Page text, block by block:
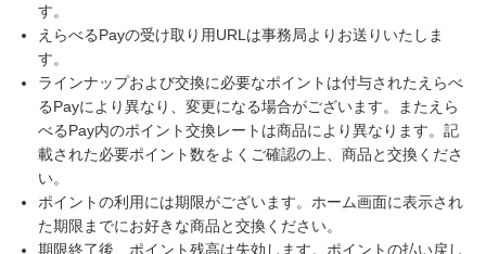
す。
えらべるPayの受け取り用URLは事務局よりお送りいたしま
す。
ラインナップおよび交換に必要なポイントは付与されたえらべ
るPayにより異なり、変更になる場合がございます。またえら
べるPay内のポイント交換レートは商品により異なります。記
載された必要ポイント数をよくご確認の上、商品と交換くださ
い。
ポイントの利用には期限がございます。ホーム画面に表示され
た期限までにお好きな商品と交換ください。
期限終了後、ポイント残高は失効します。ポイントの払い戻し